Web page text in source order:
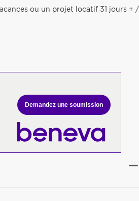
ou un projet locatif 31 jours + /
Demandez une soumission